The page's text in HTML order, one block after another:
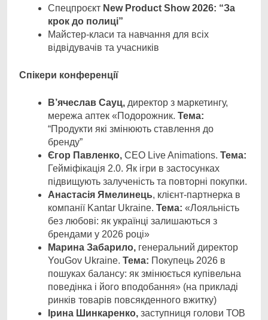
Спецпроєкт New Product Show 2026: “За
крок до полиці”
Майстер-класи та навчання для всіх
відвідувачів та учасників
Спікери конференції
В’ячеслав Сауц, директор з маркетингу,
мережа аптек «Подорожник. Тема:
“Продукти які змінюють ставлення до
бренду”
Єгор Павленко, СЕО Live Animations. Тема:
Гейміфікація 2.0. Як ігри в застосунках
підвищують залученість та повторні покупки.
Анастасія Ямелинець, клієнт-партнерка в
компанії Kantar Ukraine. Тема: «Лояльність
без любові: як українці залишаються з
брендами у 2026 році»
Марина Забарило, генеральний директор
YouGov Ukraine. Тема: Покупець 2026 в
пошуках балансу: як змінюється купівельна
поведінка і його вподобання» (на прикладі
ринків товарів повсякденного вжитку)
Ірина Шинкаренко, заступниця голови ТОВ